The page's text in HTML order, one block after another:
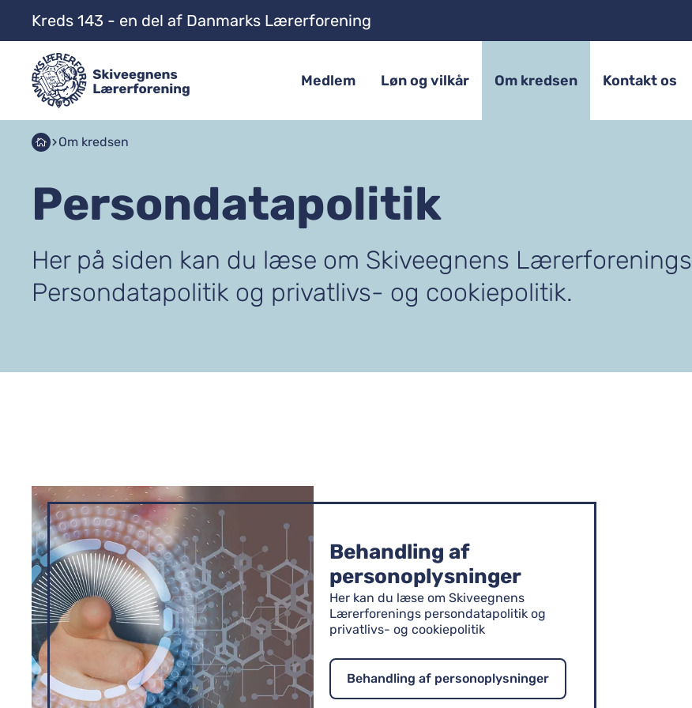
Kreds 143 - en del af Danmarks Lærerforening
Medlem Løn og vilkår Om kredsen Kontakt os
Om kredsen
Persondatapolitik
Her på siden kan du læse om Skiveegnens Lærerforenings
Persondatapolitik og privatlivs- og cookiepolitik.
Behandling af
personoplysninger
Her kan du læse om Skiveegnens
Lærerforenings persondatapolitik og
privatlivs- og cookiepolitik
Behandling af personoplysninger